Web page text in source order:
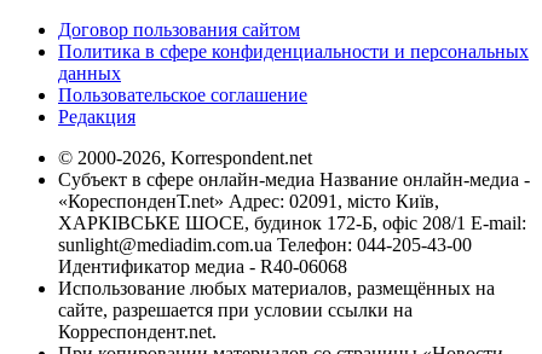
Договор пользования сайтом
Политика в сфере конфиденциальности и персональных
данных
Пользовательское соглашение
Редакция
© 2000-2026, Korrespondent.net
Субъект в сфере онлайн-медиа Название онлайн-медиа -
«КореспонденТ.net» Адрес: 02091, місто Київ,
ХАРКІВСЬКЕ ШОСЕ, будинок 172-Б, офіс 208/1 E-mail:
sunlight@mediadim.com.ua Телефон: 044-205-43-00
Идентификатор медиа - R40-06068
Использование любых материалов, размещённых на
сайте, разрешается при условии ссылки на
Корреспондент.net.